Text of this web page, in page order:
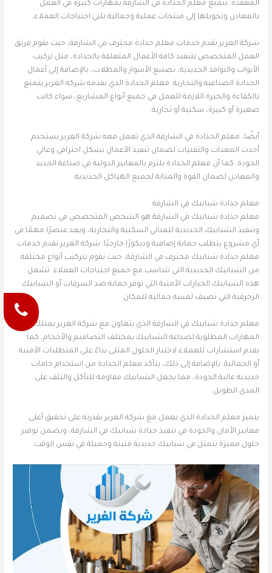
المعقدة. يتمتع معلم الحدادة في الشارقة بمهارات كبيرة في العمل
بالمعادن وتحويلها إلى منتجات عملية وجمالية تلبي احتياجات العملاء.
شركة الغرير تقدم خدمات معلم حدادة محترف في الشارقة، حيث يقوم فريق
العمل المتخصص بتنفيذ كافة الأعمال المتعلقة بالحدادة، مثل تركيب
الأبواب والنوافذ الحديدية، تصنيع الأسوار والمظلات، بالإضافة إلى أعمال
الحدادة الصناعية والتجارية. معلم الحدادة الذي تقدمه شركة الغرير يتمتع
بالكفاءة والخبرة اللازمة للعمل في جميع أنواع المشاريع، سواء كانت
صغيرة أو كبيرة، سكنية أو تجارية.
أيضًا، معلم الحدادة في الشارقة الذي تعمل معه شركة الغرير يستخدم
أحدث المعدات والتقنيات لضمان تنفيذ الأعمال بشكل احترافي وعالي
الجودة. كما أن معلم الحدادة يلتزم بالمعايير الدولية في صناعة الحديد
والمعادن لضمان القوة والمتانة لجميع الهياكل الحديدية.
معلم حدادة شبابيك في الشارقة
معلم حدادة شبابيك في الشارقة هو الشخص المتخصص في تصميم
وتنفيذ الشبابيك الحديدية للمباني السكنية والتجارية، ويعد عنصرًا مهمًا في
أي مشروع يتطلب حماية إضافية وديكورًا خارجيًا. شركة الغرير تقدم خدمات
معلم حدادة شبابيك محترف في الشارقة، حيث يقوم بتركيب أنواع مختلفة
من الشبابيك الحديدية التي تتناسب مع جميع احتياجات العملاء. تشمل
هذه الشبابيك الخيارات الأمنية التي توفر حماية ضد السرقات أو الشبابيك
الزخرفية التي تضيف لمسة جمالية للمكان.
معلم حدادة شبابيك في الشارقة الذي يتعاون مع شركة الغرير يمتلك
المهارات المطلوبة لصناعة الشبابيك بمختلف التصاميم والأحجام، كما
يقدم استشارات للعملاء لاختيار الحلول المثلى بناءً على المتطلبات الأمنية
أو الجمالية. بالإضافة إلى ذلك، يتأكد معلم الحدادة من استخدام خامات
حديدية عالية الجودة، مما يجعل الشبابيك مقاومة للتآكل والتلف على
المدى الطويل.
يتميز معلم الحدادة الذي يعمل مع شركة الغرير بقدرته على تحقيق أعلى
معايير الأمان والجودة في تنفيذ حدادة شبابيك في الشارقة، ويضمن توفير
حلول مميزة تتمثل في شبابيك حديدية متينة وجميلة في نفس الوقت.